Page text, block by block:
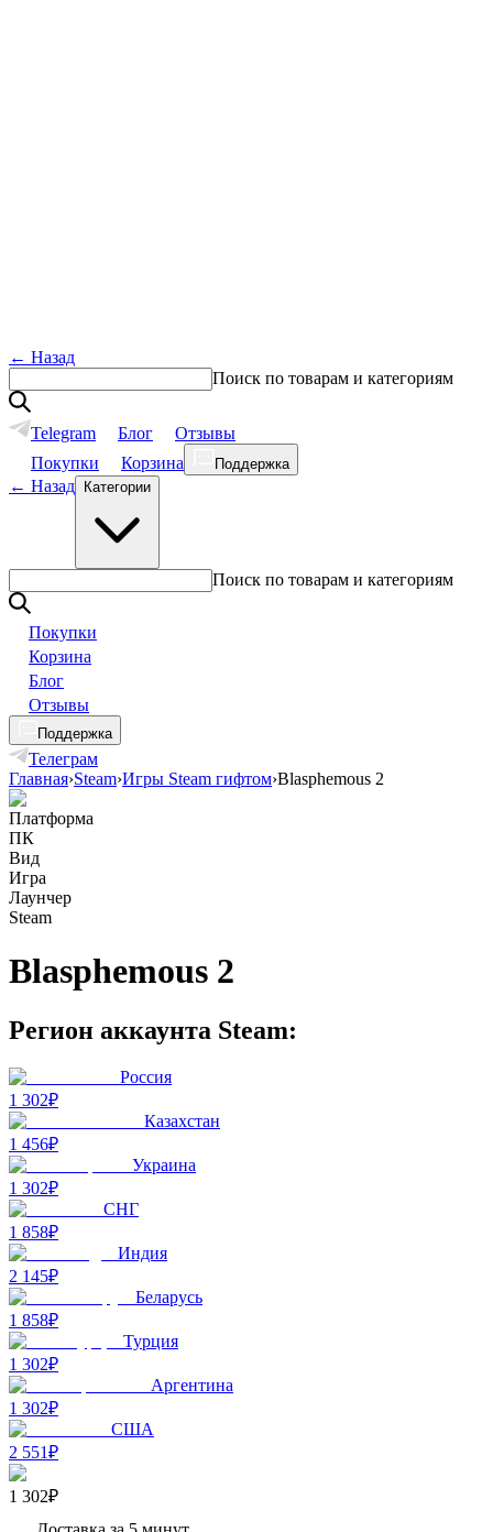
← Назад
Поиск по товарам и категориям
Telegram Блог
Отзывы
Покупки
Корзина Поддержка
← Назад Категории
Поиск по товарам и категориям
Покупки
Корзина
Блог
Отзывы
Поддержка
Телеграм
Главная›Steam›Игры Steam гифтом›Blasphemous 2
Платформа
ПК
Вид
Игра
Лаунчер
Steam
Blasphemous 2
Регион аккаунта Steam:
Россия
1 302₽
Казахстан
1 456₽
Украина
1 302₽
СНГ
1 858₽
Индия
2 145₽
Беларусь
1 858₽
Турция
1 302₽
Аргентина
1 302₽
США
2 551₽
1 302₽